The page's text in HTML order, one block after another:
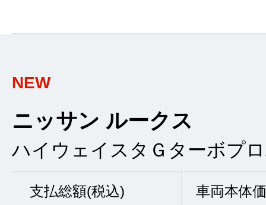
NEW
ニッサン ルークス
ハイウェイスタＧターボプ
支払総額(税込) 車両本体